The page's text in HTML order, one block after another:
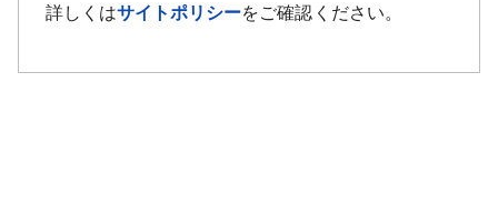
詳しくはサイトポリシーをご確認ください。